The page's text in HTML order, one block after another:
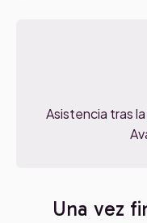
Asistencia tras
Una vez